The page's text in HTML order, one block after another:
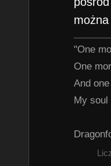
"One
One
And
My